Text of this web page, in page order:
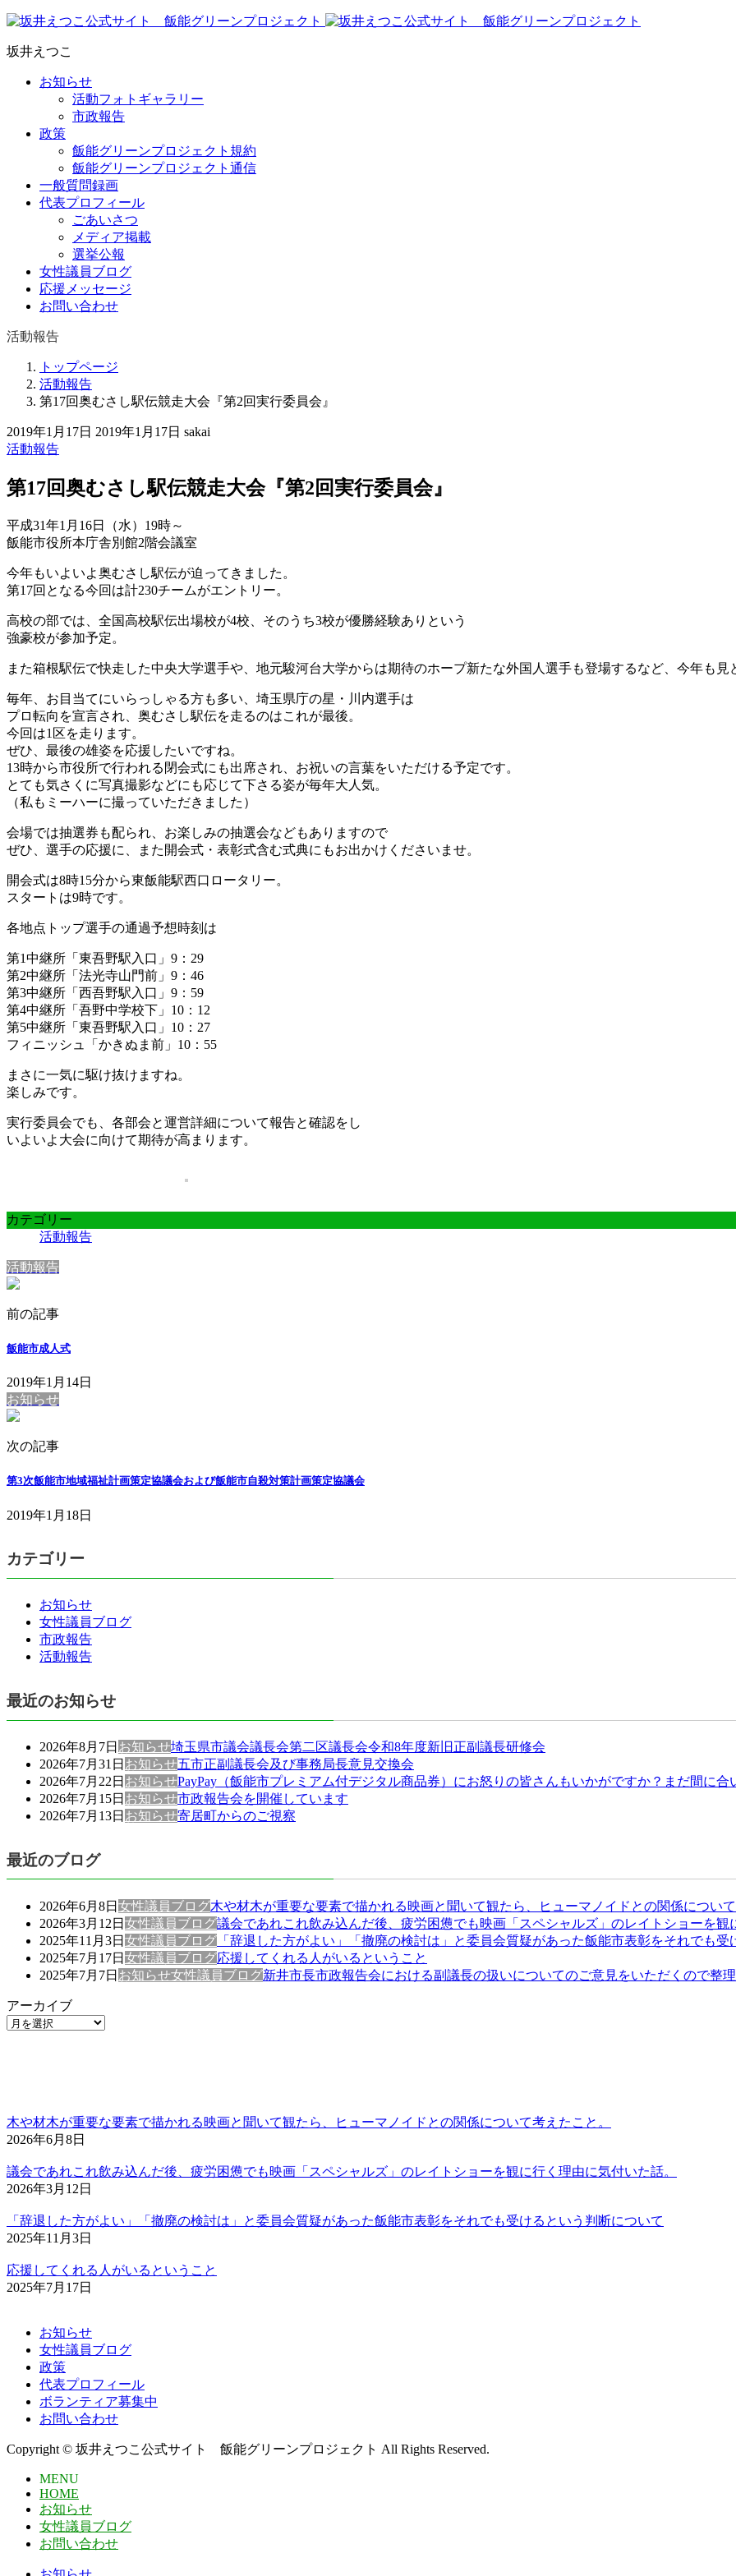
坂井えつこ
お知らせ
活動フォトギャラリー
市政報告
政策
飯能グリーンプロジェクト規約
飯能グリーンプロジェクト通信
一般質問録画
代表プロフィール
ごあいさつ
メディア掲載
選挙公報
女性議員ブログ
応援メッセージ
お問い合わせ
活動報告
トップページ
活動報告
第17回奥むさし駅伝競走大会『第2回実行委員会』
2019年1月17日 2019年1月17日 sakai
活動報告
第17回奥むさし駅伝競走大会『第2回実行委員会』
平成31年1月16日（水）19時～
飯能市役所本庁舎別館2階会議室
今年もいよいよ奥むさし駅伝が迫ってきました。
第17回となる今回は計230チームがエントリー。
高校の部では、全国高校駅伝出場校が4校、そのうち3校が優勝経験ありという
強豪校が参加予定。
また箱根駅伝で快走した中央大学選手や、地元駿河台大学からは期待のホープ新たな外国人選手も登場するなど、今年も見
毎年、お目当てにいらっしゃる方も多い、埼玉県庁の星・川内選手は
プロ転向を宣言され、奥むさし駅伝を走るのはこれが最後。
今回は1区を走ります。
ぜひ、最後の雄姿を応援したいですね。
13時から市役所で行われる閉会式にも出席され、お祝いの言葉をいただける予定です。
とても気さくに写真撮影などにも応じて下さる姿が毎年大人気。
（私もミーハーに撮っていただきました）
会場では抽選券も配られ、お楽しみの抽選会などもありますので
ぜひ、選手の応援に、また開会式・表彰式含む式典にもお出かけくださいませ。
開会式は8時15分から東飯能駅西口ロータリー。
スタートは9時です。
各地点トップ選手の通過予想時刻は
第1中継所「東吾野駅入口」9：29
第2中継所「法光寺山門前」9：46
第3中継所「西吾野駅入口」9：59
第4中継所「吾野中学校下」10：12
第5中継所「東吾野駅入口」10：27
フィニッシュ「かきぬま前」10：55
まさに一気に駆け抜けますね。
楽しみです。
実行委員会でも、各部会と運営詳細について報告と確認をし
いよいよ大会に向けて期待が高まります。
カテゴリー
活動報告
活動報告
前の記事
飯能市成人式
2019年1月14日
お知らせ
次の記事
第3次飯能市地域福祉計画策定協議会および飯能市自殺対策計画策定協議会
2019年1月18日
カテゴリー
お知らせ
女性議員ブログ
市政報告
活動報告
最近のお知らせ
2026年8月7日 お知らせ埼玉県市議会議長会第二区議長会令和8年度新旧正副議長研修会
2026年7月31日 お知らせ五市正副議長会及び事務局長意見交換会
2026年7月22日 お知らせPayPay（飯能市プレミアム付デジタル商品券）にお怒りの皆さんもいかがですか？まだ間に合
2026年7月15日 お知らせ市政報告会を開催しています
2026年7月13日 お知らせ寄居町からのご視察
最近のブログ
2026年6月8日 女性議員ブログ木や材木が重要な要素で描かれる映画と聞いて観たら、ヒューマノイドとの関係につい
2026年3月12日 女性議員ブログ議会であれこれ飲み込んだ後、疲労困憊でも映画「スペシャルズ」のレイトショーを観
2025年11月3日 女性議員ブログ 「辞退した方がよい」「撤廃の検討は」と委員会質疑があった飯能市表彰をそれでも
2025年7月17日 女性議員ブログ応援してくれる人がいるということ
2025年7月7日 お知らせ女性議員ブログ新井市長市政報告会における副議長の扱いについてのご意見をいただくので整
アーカイブ
木や材木が重要な要素で描かれる映画と聞いて観たら、ヒューマノイドとの関係について考えたこと。
2026年6月8日
議会であれこれ飲み込んだ後、疲労困憊でも映画「スペシャルズ」のレイトショーを観に行く理由に気付いた話。
2026年3月12日
「辞退した方がよい」「撤廃の検討は」と委員会質疑があった飯能市表彰をそれでも受けるという判断について
2025年11月3日
応援してくれる人がいるということ
2025年7月17日
お知らせ
女性議員ブログ
政策
代表プロフィール
ボランティア募集中
お問い合わせ
Copyright © 坂井えつこ公式サイト 飯能グリーンプロジェクト All Rights Reserved.
MENU
HOME
お知らせ
女性議員ブログ
お問い合わせ